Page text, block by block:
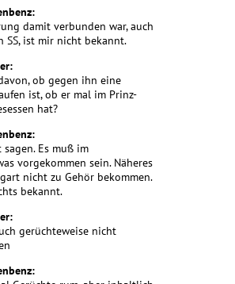
damit verbunden war, auch
SS, ist mir nicht bekannt.
ob gegen ihn eine
ist, ob er mal im Prinz-
hat?
Es muß im
vorgekommen sein. Näheres
nicht zu Gehör bekommen.
bekannt.
gerüchteweise nicht